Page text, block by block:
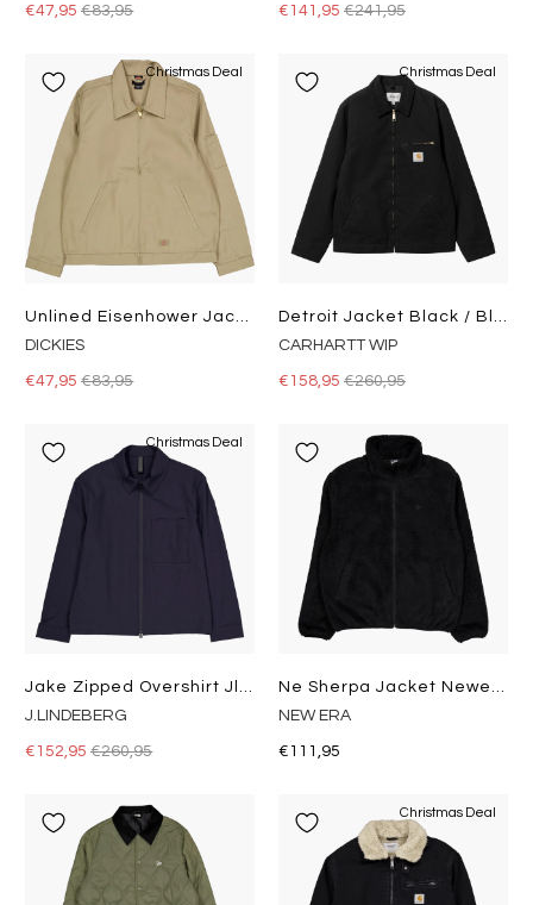
€47,95€83,95 €141,95 €241,95
Christmas Deal
DICKIES
€47,95€83,95
Christmas Deal
CARHARTT WIP
€158,95 €260,95
Christmas Deal
J.LINDEBERG
€152,95€260,95
NEW ERA
€111,95
Christmas Deal